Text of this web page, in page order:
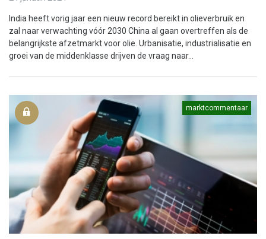
India heeft vorig jaar een nieuw record bereikt in olieverbruik en
zal naar verwachting vóór 2030 China al gaan overtreffen als de
belangrijkste afzetmarkt voor olie. Urbanisatie, industrialisatie en
groei van de middenklasse drijven de vraag naar...
marktcommentaar